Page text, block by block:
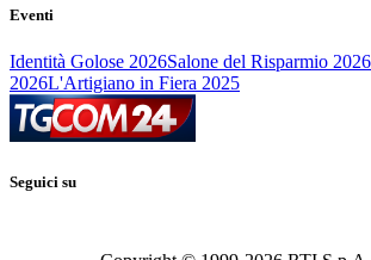
Eventi
Identità Golose 2026Salone del Risparmio 2026
2026L'Artigiano in Fiera 2025
Seguici su